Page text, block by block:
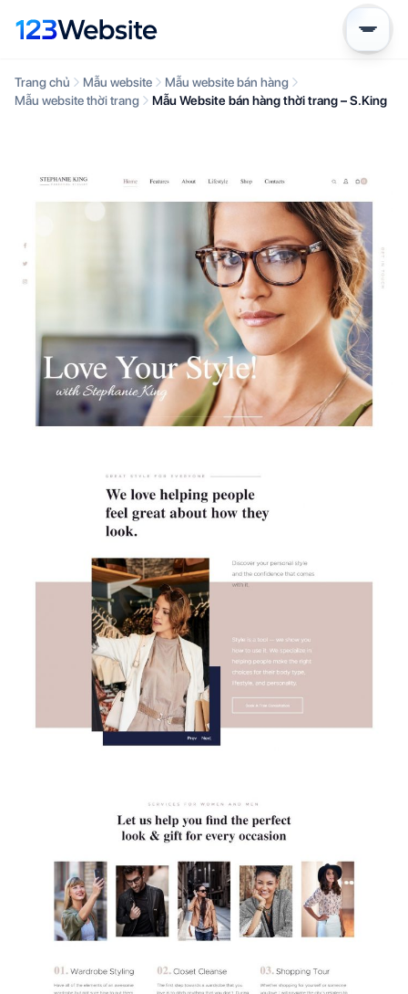
Trang chủ Mẫu website
Mẫu website bán hàng
Mẫu website thời trang
Mẫu Website bán hàng thời trang – S.King